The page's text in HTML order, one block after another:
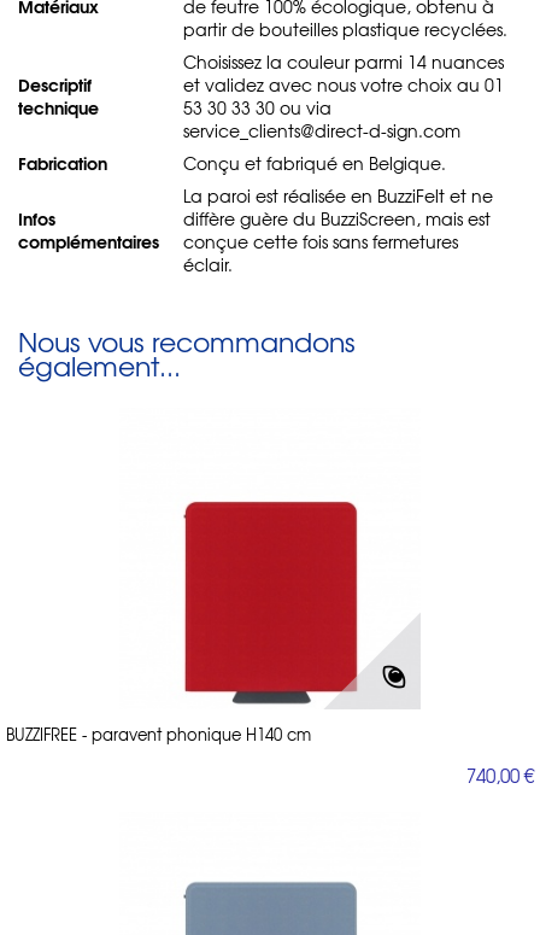
Matériaux
de feutre 100% écologique, obtenu à
partir de bouteilles plastique recyclées.
Descriptif
technique
Choisissez la couleur parmi 14 nuances
et validez avec nous votre choix au 01
53 30 33 30 ou via
service_clients@direct-d-sign.com
Fabrication Conçu et fabriqué en Belgique.
Infos
complémentaires
La paroi est réalisée en BuzziFelt et ne
diffère guère du BuzziScreen, mais est
conçue cette fois sans fermetures
éclair.
Nous vous recommandons
également...
BUZZIFREE - paravent phonique H140 cm
740,00 €